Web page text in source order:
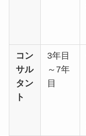
コン
サル
タン
ト
3年目
～7年
目